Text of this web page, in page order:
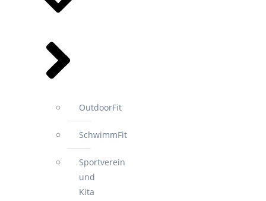
OutdoorFit
SchwimmFit
Sportverein
und
Kita